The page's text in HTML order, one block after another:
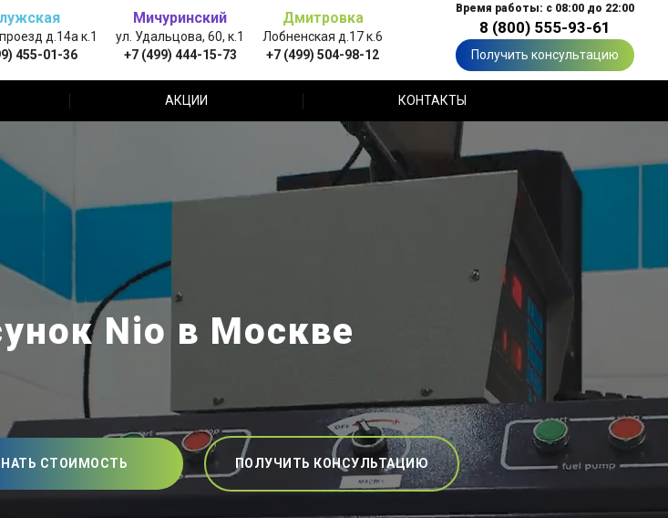
д.14а к.1
455-01-36
Мичуринский
ул. Удальцова, 60, к.1
+7 (499) 444-15-73
Дмитровка
Лобненская д.17 к.6
+7 (499) 504-98-12
Время работы: с 08:00 до 22:00
8 (800) 555-93-61
Получить консультацию
АКЦИИ КОНТАКТЫ
Nio в Москве
СТОИМОСТЬ ПОЛУЧИТЬ КОНСУЛЬТАЦИЮ